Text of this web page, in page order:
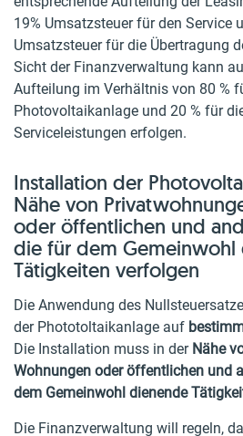
19% Umsatzsteuer für den Service
Umsatzsteuer für die Übertragung
Sicht der Finanzverwaltung kann
Aufteilung im Verhältnis von 80 %
Photovoltaikanlage und 20 % für
Serviceleistungen erfolgen.
Installation der
Nähe von
oder öffentlichen und
die für dem Gemeinwohl
Tätigkeiten verfolgen
Die Anwendung des
der Phototoltaikanlage auf
Die Installation muss in der Nähe
Wohnungen oder öffentlichen und
dem Gemeinwohl dienende
Die Finanzverwaltung will regeln,